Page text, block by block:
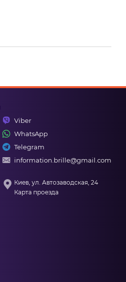
Viber
WhatsApp
Telegram
information.brille@gmail.com
Киев, ул. Автозаводская, 24
Карта проезда